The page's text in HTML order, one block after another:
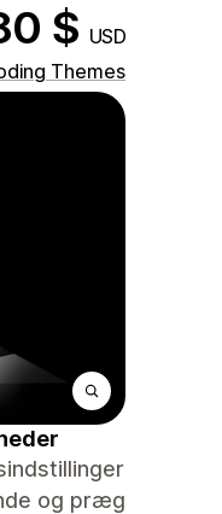
$ USD
Themes
og præg